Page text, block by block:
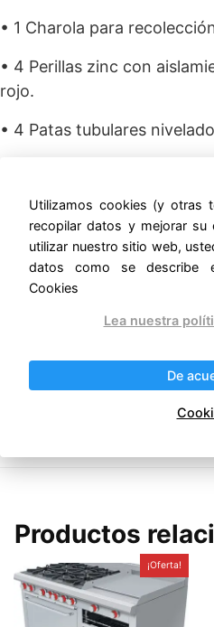
• 1 Charola para
• 4 Perillas zinc con
rojo.
• 4 Patas tubulares
• Peso sin empaque: 150
• Incluye kit de espreas
a GN.
• Certificación ANSI
• Certificación NSF/ANSI 4
Productos
¡Oferta!
Utilizamos cookies (y otras
recopilar datos y mejorar su
utilizar nuestro sitio web,
datos como se describe
Cookies
Lea nuestra
De